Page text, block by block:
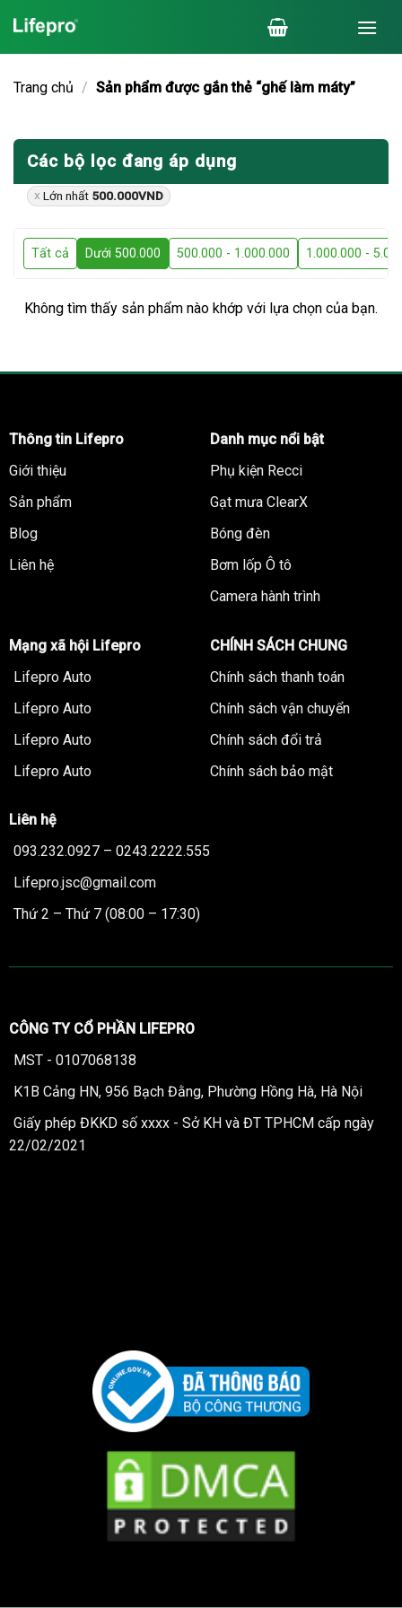
đến
nội
dung
Trang chủ / Sản phẩm được gắn thẻ “ghế làm máty”
Các bộ lọc đang áp dụng
Lớn nhất 500.000VND
Tất cả Dưới 500.000 500.000 - 1.000.000 1.000.000 -
Không tìm thấy sản phẩm nào khớp với lựa chọn của bạn.
Thông tin Lifepro
Giới thiệu
Sản phẩm
Blog
Liên hệ
Danh mục nổi bật
Phụ kiện Recci
Gạt mưa ClearX
Bóng đèn
Bơm lốp Ô tô
Camera hành trình
Mạng xã hội Lifepro
Lifepro Auto
Lifepro Auto
Lifepro Auto
Lifepro Auto
CHÍNH SÁCH CHUNG
Chính sách thanh toán
Chính sách vận chuyển
Chính sách đổi trả
Chính sách bảo mật
Liên hệ
093.232.0927 – 0243.2222.555
Lifepro.jsc@gmail.com
Thứ 2 – Thứ 7 (08:00 – 17:30)
CÔNG TY CỔ PHẦN LIFEPRO
MST - 0107068138
K1B Cảng HN, 956 Bạch Đằng, Phường Hồng Hà, Hà Nội
Giấy phép ĐKKD số xxxx - Sở KH và ĐT TPHCM cấp ngày
22/02/2021